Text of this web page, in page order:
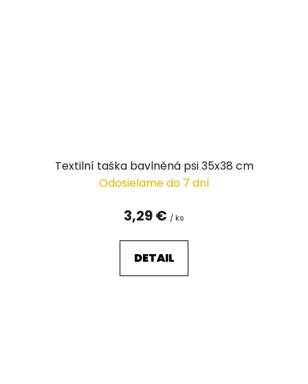
Textilní taška bavlněná psi 35x38 cm
Odosielame do 7 dní
3,29 € / ks
DETAIL